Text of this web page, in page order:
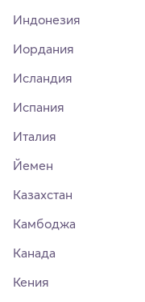
Индонезия
Иордания
Исландия
Испания
Италия
Йемен
Казахстан
Камбоджа
Канада
Кения